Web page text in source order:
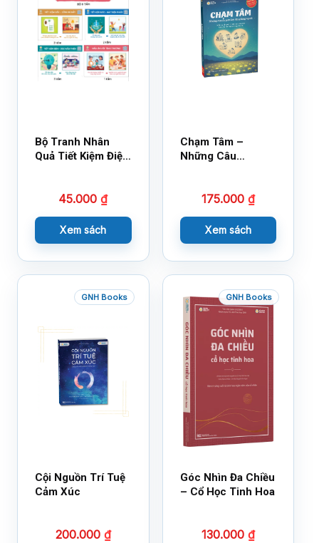
Bộ Tranh Nhân
Quả Tiết Kiệm Điện
45.000₫
Xem sách
Chạm Tâm –
Những Câu
175.000 ₫
Xem sách
GNH Books
Cội Nguồn Trí Tuệ
Cảm Xúc
200.000 ₫
GNH Books
Góc Nhìn Đa Chiều
– Cổ Học Tinh Hoa
130.000 ₫